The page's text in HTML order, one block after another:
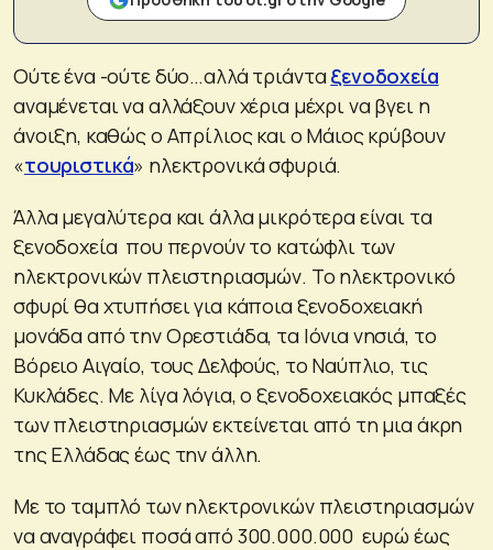
Ούτε ένα -ούτε δύο…αλλά τριάνταξενοδοχεία
αναμένεται να αλλάξουν χέρια μέχρι να βγει η
άνοιξη, καθώς ο Απρίλιος και ο Μάιος κρύβουν
«τουριστικά» ηλεκτρονικά σφυριά.
Άλλα μεγαλύτερα και άλλα μικρότερα είναι τα
ξενοδοχεία που περνούν το κατώφλι των
ηλεκτρονικών πλειστηριασμών. Το ηλεκτρονικό
σφυρί θα χτυπήσει για κάποια ξενοδοχειακή
μονάδα από την Ορεστιάδα, τα Ιόνια νησιά, το
Βόρειο Αιγαίο, τους Δελφούς, το Ναύπλιο, τις
Κυκλάδες. Με λίγα λόγια, ο ξενοδοχειακός μπαξές
των πλειστηριασμών εκτείνεται από τη μια άκρη
της Ελλάδας έως την άλλη.
Με το ταμπλό των ηλεκτρονικών πλειστηριασμών
να αναγράφει ποσά από 300.000.000 ευρώ έως